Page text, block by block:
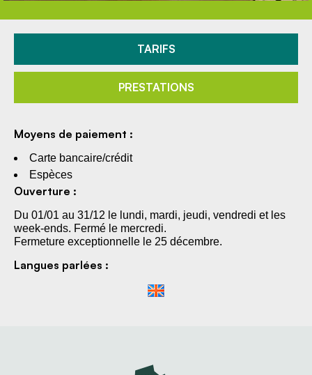
TARIFS
PRESTATIONS
Moyens de paiement :
Carte bancaire/crédit
Espèces
Ouverture :
Du 01/01 au 31/12 le lundi, mardi, jeudi, vendredi et les
week-ends. Fermé le mercredi.
Fermeture exceptionnelle le 25 décembre.
Langues parlées :